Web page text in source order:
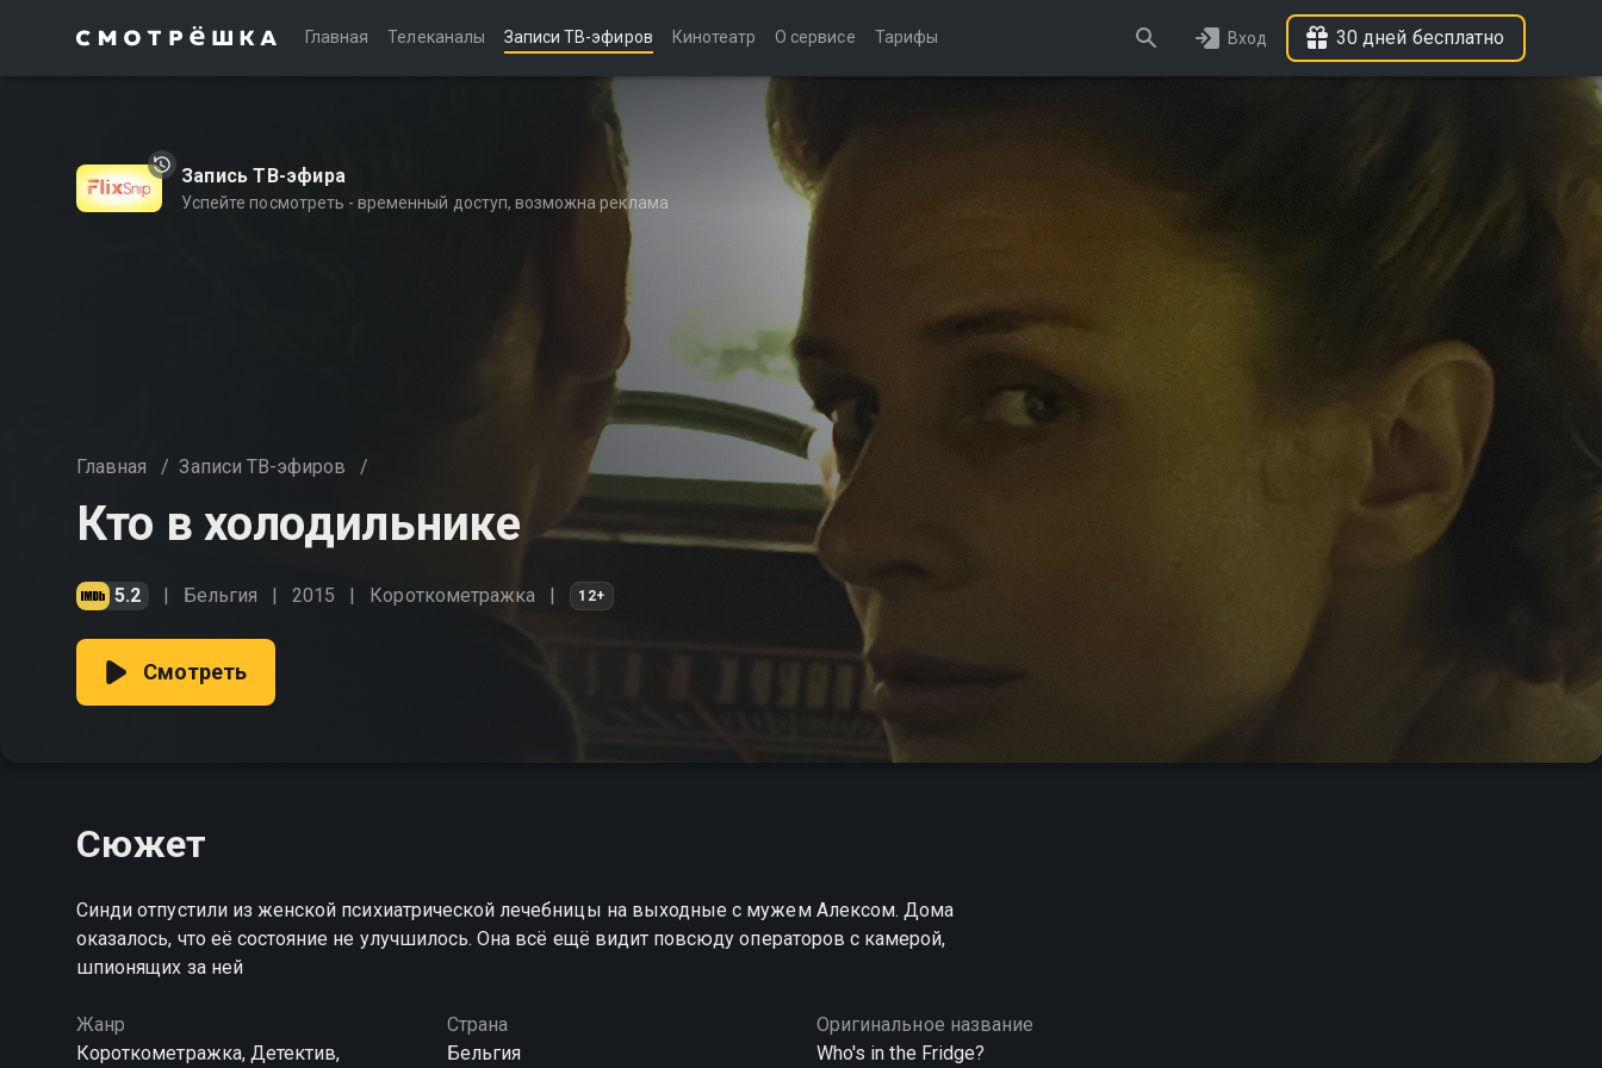
Главная Телеканалы Записи ТВ-эфиров Кинотеатр О сервисе Тарифы Вход 30 дней бесплатно
Запись ТВ-эфира
Успейте посмотреть - временный доступ, возможна реклама
Главная / Записи ТВ-эфиров /
Кто в холодильнике
5.2 Бельгия 2015 Короткометражка 12+
Смотреть
Сюжет
Синди отпустили из женской психиатрической лечебницы на выходные с мужем Алексом. Дома
оказалось, что её состояние не улучшилось. Она всё ещё видит повсюду операторов с камерой,
шпионящих за ней
Жанр
Короткометражка, Детектив,
Страна
Бельгия
Оригинальное название
Who's in the Fridge?